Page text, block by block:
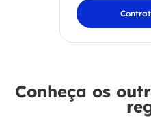
Conheça os